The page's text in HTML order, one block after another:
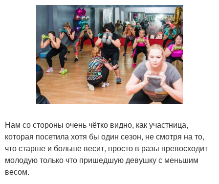
Нам со стороны очень чётко видно, как участница,
которая посетила хотя бы один сезон, не смотря на то,
что старше и больше весит, просто в разы превосходит
молодую только что пришедшую девушку с меньшим
весом.